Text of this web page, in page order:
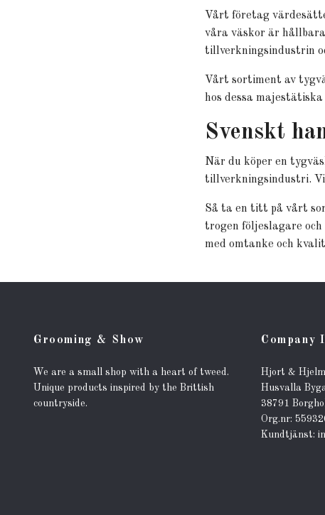
Vårt företag
våra väskor är
tillverkningsindustrin
Vårt sortiment av
hos dessa
Svenskt
När du köper en
tillverkningsindustri.
Så ta en titt på vårt
trogen följeslagare
med omtanke och
Grooming & Show
We are a small shop with a heart of tweed.
Unique products inspired by the Brittish
countryside.
Company
Hjort &
Husvalla
38791
Org.nr:
Kundtjänst: